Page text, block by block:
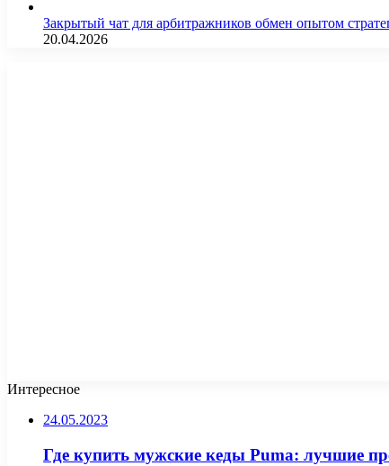
Закрытый чат для арбитражников обмен опытом
20.04.2026
Интересное
24.05.2023
Где купить мужские кеды Puma: лучшие